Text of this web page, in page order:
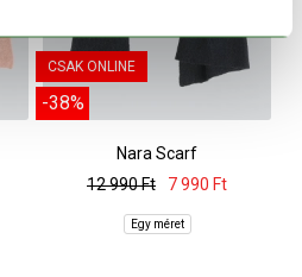
CSAK ONLINE
-38%
Nara Scarf
12 990 Ft
7 990 Ft
Egy méret